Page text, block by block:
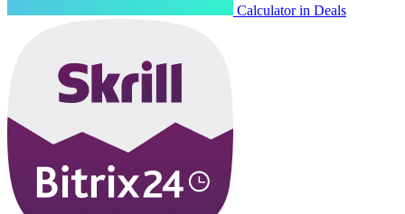
Calculator in Deals